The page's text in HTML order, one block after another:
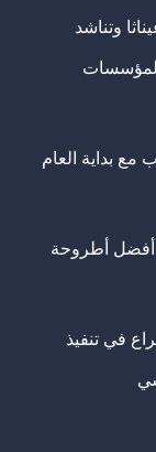
وتناشد
مع بداية العام
أفضل أطروحة
في تنفيذ